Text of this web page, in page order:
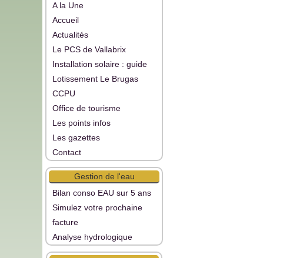
A la Une
Accueil
Actualités
Le PCS de Vallabrix
Installation solaire : guide
Lotissement Le Brugas
CCPU
Office de tourisme
Les points infos
Les gazettes
Contact
Gestion de l'eau
Bilan conso EAU sur 5 ans
Simulez votre prochaine
facture
Analyse hydrologique